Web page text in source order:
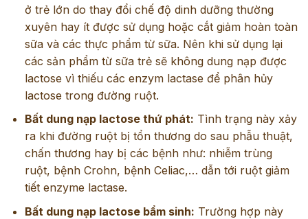
ở trẻ lớn do thay đổi chế độ dinh dưỡng thường
xuyên hay ít được sử dụng hoặc cắt giảm hoàn toàn
sữa và các thực phẩm từ sữa. Nên khi sử dụng lại
các sản phẩm từ sữa trẻ sẽ không dung nạp được
lactose vì thiếu các enzym lactase để phân hủy
lactose trong đường ruột.
Bất dung nạp lactose thứ phát: Tình trạng này xảy
ra khi đường ruột bị tổn thương do sau phẫu thuật,
chấn thương hay bị các bệnh như: nhiễm trùng
ruột, bệnh Crohn, bệnh Celiac,… dẫn tới ruột giảm
tiết enzyme lactase.
Bất dung nạp lactose bẩm sinh: Trường hợp này